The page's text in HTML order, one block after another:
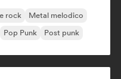
rock
Metal melodico
Pop Punk Post punk